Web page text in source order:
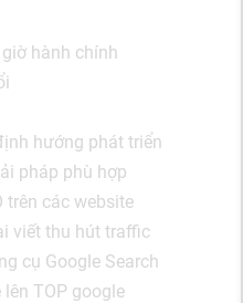
hành chính
hướng phát triển
pháp phù hợp
trên các website
viết thu hút traffic
cụ Google Search
TOP google